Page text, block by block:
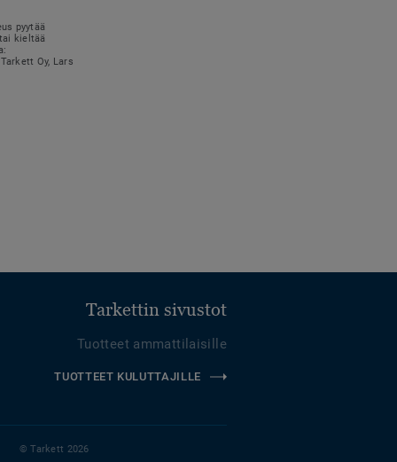
pyytää
kieltää
Oy, Lars
Tarkettin sivustot
Tuotteet ammattilaisille
TUOTTEET KULUTTAJILLE
© Tarkett 2026